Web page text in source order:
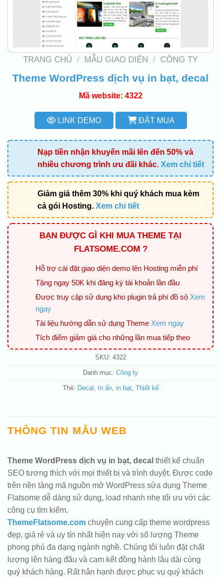
TRANG CHỦ / MẪU GIAO DIỆN / CÔNG TY
Theme WordPress dịch vụ in bạt, decal
Mã website: 4322
LINK DEMO ĐẶT MUA
Nạp tiền nhận khuyến mãi lên đến 50% và
nhiều chương trình ưu đãi khác. Xem chi tiết
Giảm giá thêm 30% khi quý khách mua kèm
cả gói Hosting. Xem chi tiết
BẠN ĐƯỢC GÌ KHI MUA THEME TẠI
FLATSOME.COM ?
Hỗ trợ cài đặt giao diện demo lên Hosting miễn phí
Tặng ngay 50K khi đăng ký tài khoản lần đầu
Được truy cập sử dụng kho plugin trả phí đồ sộ Xem
ngay
Tài liệu hướng dẫn sử dụng Theme Xem ngay
Tích điểm giảm giá cho những lần mua tiếp theo
SKU: 4322
Danh mục: Công ty
Thẻ: Decal In ấn, in bạt, Thiết kế
THÔNG TIN MẪU WEB
Theme WordPress dịch vụ in bạt, decal thiết kế chuẩn
SEO tương thích với mọi thiết bị và trình duyệt. Được code
trên nền tảng mã nguồn mở WordPress sửa dụng Theme
Flatsome dễ dàng sử dụng, load nhanh nhẹ tối ưu với các
công cụ tìm kiếm.
ThemeFlatsome.com chuyên cung cấp theme wordpress
đẹp, giá rẻ và uy tín nhất hiện nay với số lượng Theme
phong phú đa dạng ngành nghề. Chúng tôi luôn đặt chất
lượng lên hàng đầu và cam kết đồng hành lâu dài cùng
quý khách hàng. Rất hân hạnh được phục vụ quý khách